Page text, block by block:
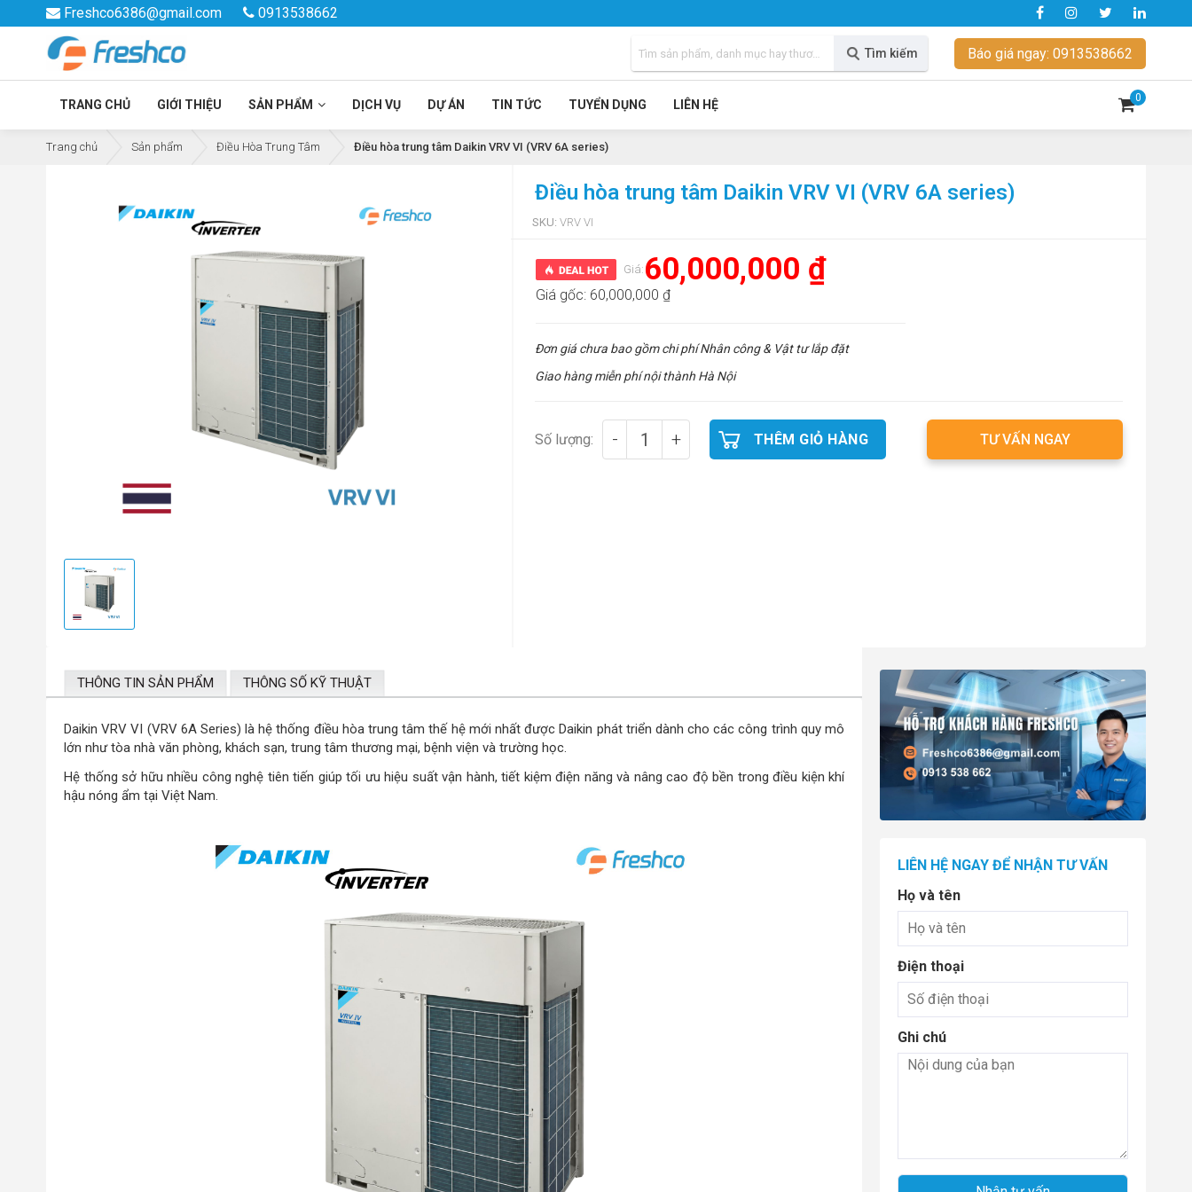
Freshco6386@gmail.com 0913538662
Tìm kiếm Báo giá ngay: 0913538662
TRANG CHỦ GIỚI THIỆU SẢN PHẨM DỊCH VỤ DỰ ÁN TIN TỨC TUYỂN DỤNG LIÊN HỆ
0
Trang chủ Sản phẩm Điều Hòa Trung Tâm Điều hòa trung tâm Daikin VRV VI (VRV 6A series)
Điều hòa trung tâm Daikin VRV VI (VRV 6A series)
SKU: VRV VI
Giá: 60,000,000 ₫
Giá gốc: 60,000,000 ₫
Đơn giá chưa bao gồm chi phí Nhân công & Vật tư lắp đặt
Giao hàng miễn phí nội thành Hà Nội
Số lượng: - + THÊM GIỎ HÀNG TƯ VẤN NGAY
THÔNG TIN SẢN PHẨM THÔNG SỐ KỸ THUẬT
Daikin VRV VI (VRV 6A Series) là hệ thống điều hòa trung tâm thế hệ mới nhất được Daikin phát triển dành cho các công trình quy mô
lớn như tòa nhà văn phòng, khách sạn, trung tâm thương mại, bệnh viện và trường học.
Hệ thống sở hữu nhiều công nghệ tiên tiến giúp tối ưu hiệu suất vận hành, tiết kiệm điện năng và nâng cao độ bền trong điều kiện khí
hậu nóng ẩm tại Việt Nam.
LIÊN HỆ NGAY ĐỂ NHẬN TƯ VẤN
Họ và tên
Điện thoại
Ghi chú